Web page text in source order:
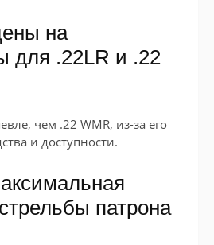
на
для .22LR и .22
чем .22 WMR, из-за его
и доступности.
патрона